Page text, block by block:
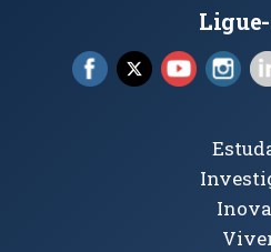
Facebook (abre em
X (abre em
YouTube
Tópicos